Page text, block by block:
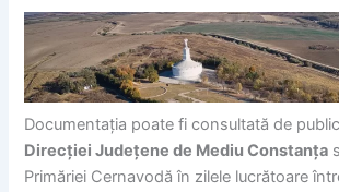
Documentația poate fi consultată de
Direcției Județene de Mediu Constanța
Primăriei Cernavodă în zilele lucrătoare